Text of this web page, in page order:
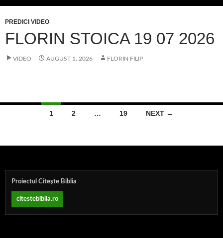
PREDICI VIDEO
FLORIN STOICA 19 07 2026
VIDEO AUGUST 1, 2026 FLORIN FILIP
1 2 … 19 NEXT →
Proiectul Citește Biblia
citestebiblia.ro